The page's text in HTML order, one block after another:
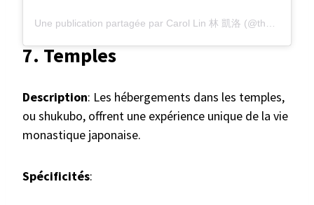
7. Temples
Description: Les hébergements dans les temples,
ou shukubo, offrent une expérience unique de la vie
monastique japonaise.
Spécificités: